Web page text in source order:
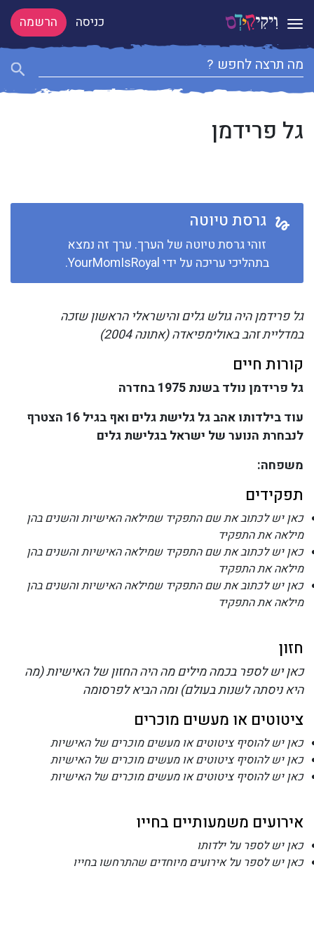
Toggle navigation כניסה הרשמה
גל פרידמן
גרסת טיוטה
זוהי גרסת טיוטה של הערך. ערך זה נמצא
בתהליכי עריכה על ידי YourMomIsRoyal.
גל פרידמן היה גולש גלים והישראלי הראשון שזכה
במדליית זהב באולימפיאדה (אתונה 2004)
קורות חיים
גל פרידמן נולד בשנת 1975 בחדרה
עוד בילדותו אהב גל גלישת גלים ואף בגיל 16 הצטרף
לנבחרת הנוער של ישראל בגלישת גלים
משפחה:
תפקידים
כאן יש לכתוב את שם התפקיד שמילאה האישיות והשנים בהן
מילאה את התפקיד
כאן יש לכתוב את שם התפקיד שמילאה האישיות והשנים בהן
מילאה את התפקיד
כאן יש לכתוב את שם התפקיד שמילאה האישיות והשנים בהן
מילאה את התפקיד
חזון
כאן יש לספר בכמה מילים מה היה החזון של האישיות (מה
היא ניסתה לשנות בעולם) ומה הביא לפרסומה
ציטוטים או מעשים מוכרים
כאן יש להוסיף ציטוטים או מעשים מוכרים של האישיות
כאן יש להוסיף ציטוטים או מעשים מוכרים של האישיות
כאן יש להוסיף ציטוטים או מעשים מוכרים של האישיות
אירועים משמעותיים בחייו
כאן יש לספר על ילדותו
כאן יש לספר על אירועים מיוחדים שהתרחשו בחייו